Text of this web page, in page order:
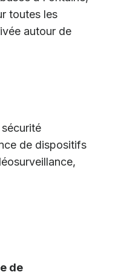
toutes les
autour de
de dispositifs
de